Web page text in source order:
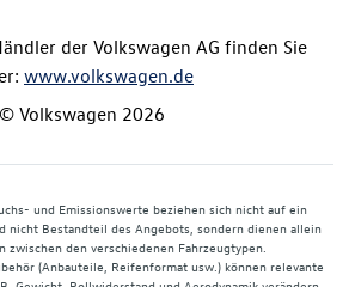
der Volkswagen AG finden Sie
www.volkswagen.de
© Volkswagen 2026
und Emissionswerte beziehen sich nicht auf ein
nicht Bestandteil des Angebots, sondern dienen allein
zwischen den verschiedenen Fahrzeugtypen.
(Anbauteile, Reifenformat usw.) können relevante